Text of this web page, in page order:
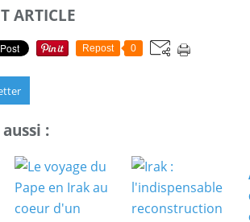
ARTICLE
Repost 0
: